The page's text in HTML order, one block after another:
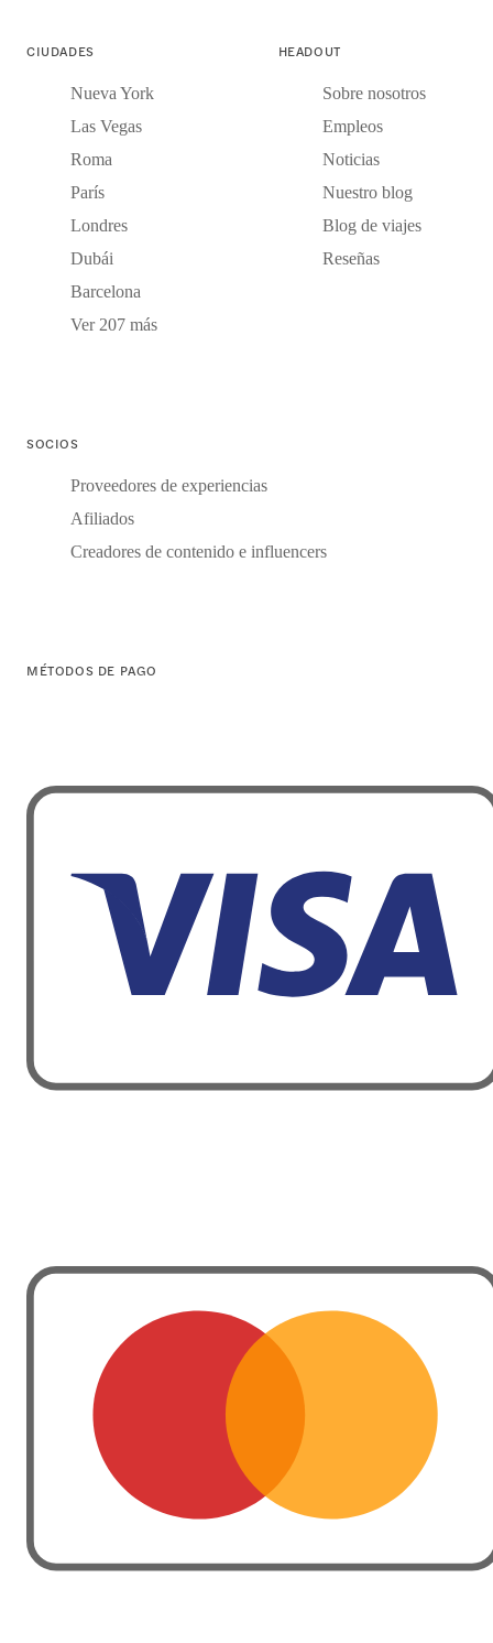
CIUDADES
Nueva York
Las Vegas
Roma
París
Londres
Dubái
Barcelona
Ver 207 más
HEADOUT
Sobre nosotros
Empleos
Noticias
Nuestro blog
Blog de viajes
Reseñas
SOCIOS
Proveedores de experiencias
Afiliados
Creadores de contenido e influencers
MÉTODOS DE PAGO